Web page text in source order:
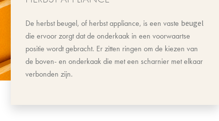
De herbst beugel, of herbst appliance, is een vaste beugel
die ervoor zorgt dat de onderkaak in een voorwaartse
positie wordt gebracht. Er zitten ringen om de kiezen van
de boven- en onderkaak die met een scharnier met elkaar
verbonden zijn.